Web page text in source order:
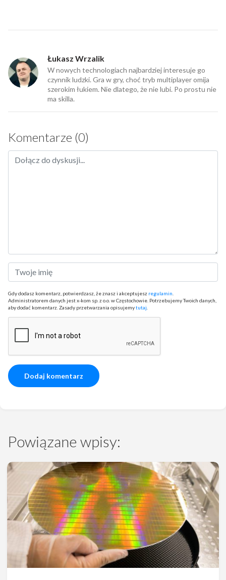
Łukasz Wrzalik
W nowych technologiach najbardziej interesuje go
czynnik ludzki. Gra w gry, choć tryb multiplayer omija
szerokim łukiem. Nie dlatego, że nie lubi. Po prostu nie
ma skilla.
Komentarze (0)
Gdy dodasz komentarz, potwierdzasz, że znasz i akceptujesz regulamin
Administratorem danych jest x-kom sp. z o.o. w Częstochowie. Potrzebujemy Twoich danych,
aby dodać komentarz. Zasady przetwarzania opisujemytutaj
Powiązane wpisy: